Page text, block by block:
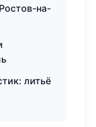
на-
литьё